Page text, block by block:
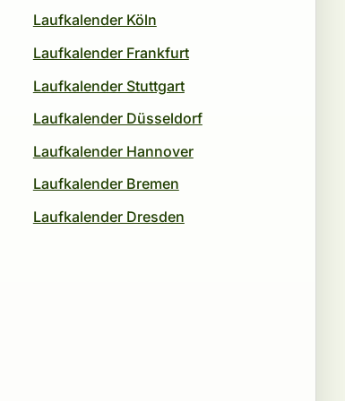
Laufkalender Köln
Laufkalender Frankfurt
Laufkalender Stuttgart
Laufkalender Düsseldorf
Laufkalender Hannover
Laufkalender Bremen
Laufkalender Dresden